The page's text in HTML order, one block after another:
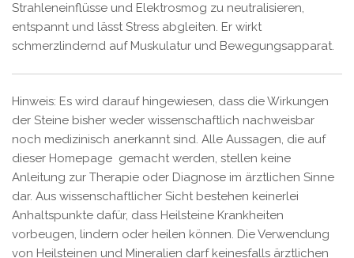
Strahleneinflüsse und Elektrosmog zu neutralisieren,
entspannt und lässt Stress abgleiten. Er wirkt
schmerzlindernd auf Muskulatur und Bewegungsapparat.
Hinweis: Es wird darauf hingewiesen, dass die Wirkungen
der Steine bisher weder wissenschaftlich nachweisbar
noch medizinisch anerkannt sind. Alle Aussagen, die auf
dieser Homepage gemacht werden, stellen keine
Anleitung zur Therapie oder Diagnose im ärztlichen Sinne
dar. Aus wissenschaftlicher Sicht bestehen keinerlei
Anhaltspunkte dafür, dass Heilsteine Krankheiten
vorbeugen, lindern oder heilen können. Die Verwendung
von Heilsteinen und Mineralien darf keinesfalls ärztlichen